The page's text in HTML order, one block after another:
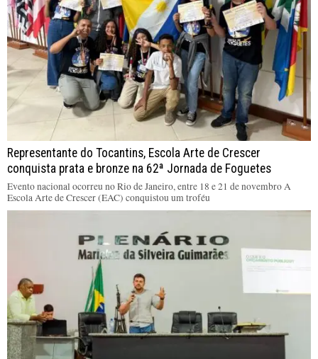
Representante do Tocantins, Escola Arte de Crescer
conquista prata e bronze na 62ª Jornada de Foguetes
Evento nacional ocorreu no Rio de Janeiro, entre 18 e 21 de novembro A
Escola Arte de Crescer (EAC) conquistou um troféu